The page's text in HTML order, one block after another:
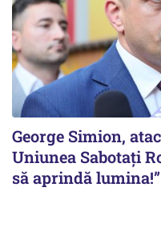
George Simion,
Uniunea Sabotați
să aprindă lumina!”